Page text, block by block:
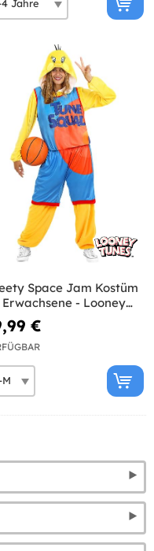
Space Jam Kostüm
- Looney
€